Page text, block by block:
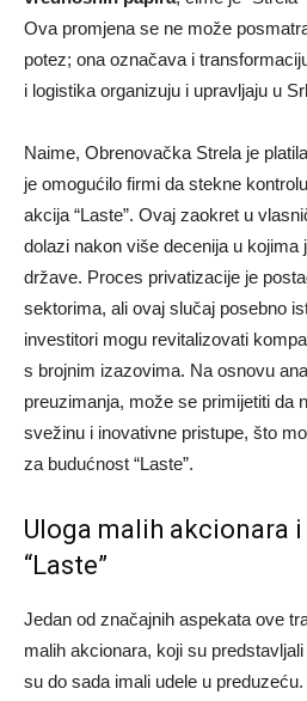
Ova promjena se ne može
potez; ona označava i
i logistika organizuju i upravljaju u
Naime, Obrenovačka Strela je platila
je omogućilo firmi da stekne
akcija “Laste”. Ovaj zaokret u
dolazi nakon više decenija u kojima
države. Proces privatizacije je
sektorima, ali ovaj slučaj posebno
investitori mogu revitalizovati
s brojnim izazovima. Na osnovu
preuzimanja, može se primijetiti da
svežinu i inovativne pristupe, što
za budućnost “Laste”.
Uloga malih akcionara
“Laste”
Jedan od značajnih aspekata ove
malih akcionara, koji su
su do sada imali udele u